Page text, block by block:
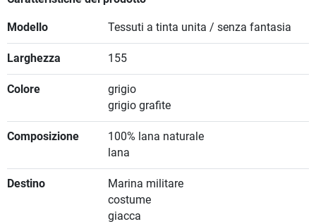
Modello Tessuti a tinta unita / senza fantasia
Larghezza 155
Colore
grigio
grigio grafite
Composizione
100% lana naturale
lana
Destino
Marina militare
costume
giacca